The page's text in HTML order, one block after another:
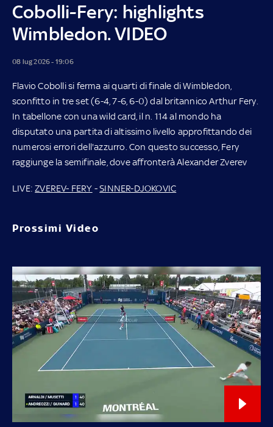
Cobolli-Fery: highlights
Wimbledon. VIDEO
08 lug 2026 - 19:06
Flavio Cobolli si ferma ai quarti di finale di Wimbledon,
sconfitto in tre set (6-4, 7-6, 6-0) dal britannico Arthur Fery.
In tabellone con una wild card, il n. 114 al mondo ha
disputato una partita di altissimo livello approfittando dei
numerosi errori dell'azzurro. Con questo successo, Fery
raggiunge la semifinale, dove affronterà Alexander Zverev
LIVE:ZVEREV- FERY -SINNER-DJOKOVIC
Prossimi Video